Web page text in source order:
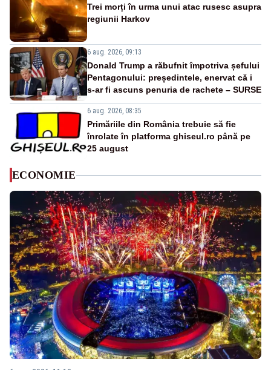
Trei morți în urma unui atac rusesc asupra
regiunii Harkov
6 aug. 2026, 09:13
Donald Trump a răbufnit împotriva șefului
Pentagonului: președintele, enervat că i
s-ar fi ascuns penuria de rachete – SURSE
6 aug. 2026, 08:35
Primăriile din România trebuie să fie
înrolate în platforma ghiseul.ro până pe
25 august
ECONOMIE